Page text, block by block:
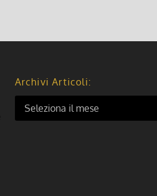
Archivi Articoli: